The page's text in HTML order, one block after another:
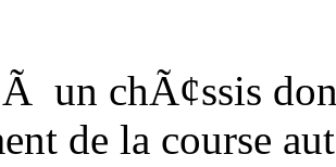
un chÃ¢ssis
de la course